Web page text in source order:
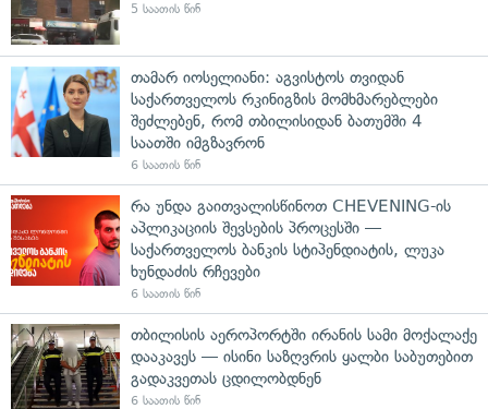
5 საათის წინ
თამარ იოსელიანი: აგვისტოს თვიდან
საქართველოს რკინიგზის მომხმარებლები
შეძლებენ, რომ თბილისიდან ბათუმში 4
საათში იმგზავრონ
6 საათის წინ
რა უნდა გაითვალისწინოთ CHEVENING-ის
აპლიკაციის შევსების პროცესში —
საქართველოს ბანკის სტიპენდიატის, ლუკა
ხუნდაძის რჩევები
6 საათის წინ
თბილისის აეროპორტში ირანის სამი მოქალაქე
დააკავეს — ისინი საზღვრის ყალბი საბუთებით
გადაკვეთას ცდილობდნენ
6 საათის წინ